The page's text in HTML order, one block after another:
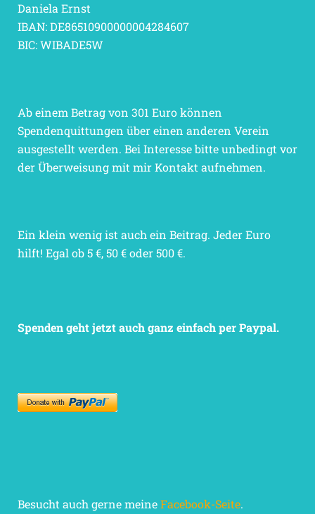
Daniela Ernst
IBAN: DE86510900000004284607
BIC: WIBADE5W
Ab einem Betrag von 301 Euro können
Spendenquittungen über einen anderen Verein
ausgestellt werden. Bei Interesse bitte unbedingt vor
der Überweisung mit mir Kontakt aufnehmen.
Ein klein wenig ist auch ein Beitrag. Jeder Euro
hilft! Egal ob 5 €, 50 € oder 500 €.
Spenden geht jetzt auch ganz einfach per Paypal.
Besucht auch gerne meineFacebook-Seite.